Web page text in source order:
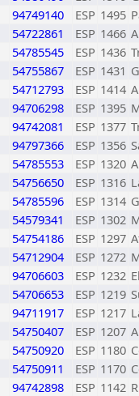
94749140 ESP 1495
54722861 ESP 1466
54785545 ESP 1436
54755867 ESP 1431
54712793 ESP 1414
94706298 ESP 1395
94742081 ESP 1377
94797366 ESP 1356
54785553 ESP 1320
54756650 ESP 1316
54785596 ESP 1314
54579341 ESP 1302
54754186 ESP 1297
54712904 ESP 1272
94706603 ESP 1232
54706653 ESP 1219
94711917 ESP 1217
54750407 ESP 1207
54750920 ESP 1180
54750911 ESP 1170
94742898 ESP 1142